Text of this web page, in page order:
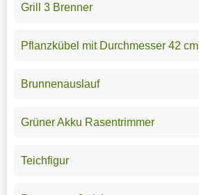
Grill 3 Brenner
Pflanzkübel mit Durchmesser 42 cm
Brunnenauslauf
Grüner Akku Rasentrimmer
Teichfigur